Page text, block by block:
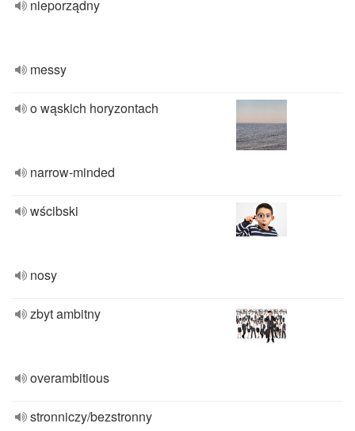
nieporządny
messy
o wąskich horyzontach
narrow-minded
wścibski
nosy
zbyt ambitny
overambitious
stronniczy/bezstronny